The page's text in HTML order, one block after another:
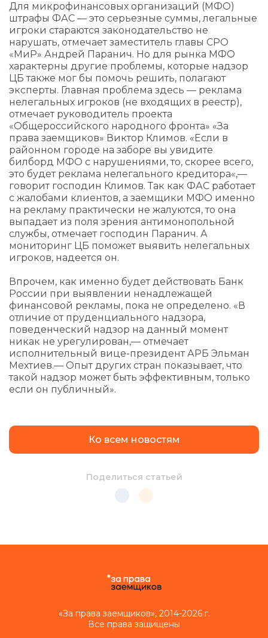
Для микрофинансовых организаций (МФО)
штрафы ФАС — это серьезные суммы, легальные
игроки стараются законодательство не
нарушать, отмечает заместитель главы СРО
«МиР» Андрей Паранич. Но для рынка МФО
характерны другие проблемы, которые надзор
ЦБ также мог бы помочь решить, полагают
эксперты. Главная проблема здесь — реклама
нелегальных игроков (не входящих в реестр),
отмечает руководитель проекта
«Общероссийского народного фронта» «За
права заемщиков» Виктор Климов. «Если в
районном городе на заборе вы увидите
билборд МФО с нарушениями, то, скорее всего,
это будет реклама нелегального кредитора«,—
говорит господин Климов. Так как ФАС работает
с жалобами клиентов, а заемщики МФО именно
на рекламу практически не жалуются, то она
выпадает из поля зрения антимонопольной
службы, отмечает господин Паранич. А
мониторинг ЦБ поможет выявить нелегальных
игроков, надеется он.
Впрочем, как именно будет действовать Банк
России при выявлении ненадлежащей
финансовой рекламы, пока не определено. «В
отличие от пруденциального надзора,
поведенческий надзор на данный момент
никак не урегулирован,— отмечает
исполнительный вице-президент АРБ Эльман
Мехтиев.— Опыт других стран показывает, что
такой надзор может быть эффективным, только
если он публичный».
Ко всем новостям
Поделиться статьей
«За права заемщиков», 2014-2026 г.
Все права защищены